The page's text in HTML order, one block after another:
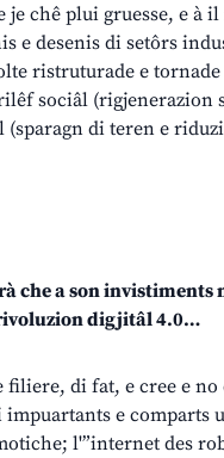
je chê plui gruesse, e
e desenis di setôrs
ristruturade e
sociâl (rigjenerazion
di teren e
che a son
digjitâl 4.0…
filiere, di fat, e cree e
e comparts
l'”internet des